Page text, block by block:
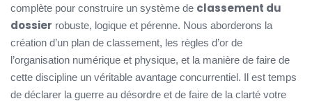
complète pour construire un système de classement du
dossier robuste, logique et pérenne. Nous aborderons la
création d’un plan de classement, les règles d’or de
l’organisation numérique et physique, et la manière de faire de
cette discipline un véritable avantage concurrentiel. Il est temps
de déclarer la guerre au désordre et de faire de la clarté votre